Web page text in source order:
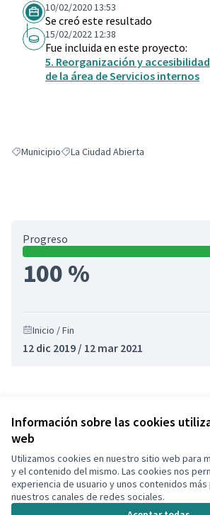
Información sobre las cookies
web
Utilizamos cookies en nuestro sitio web para
y el contenido del mismo. Las cookies nos
experiencia de usuario y unos contenidos
nuestros canales de redes sociales.
10/02/2020 13:53
Se creó este resultado
15/02/2022 12:38
Fue incluida en este proyecto:
5. Reorganización y accesibilidad
de la área de Servicios internos
Resultados al filtrar por: Municipio
MunicipioResultados al filtrar por: La Ciudad
La Ciudad Abierta
Progreso
100 %
Inicio / Fin
12 dic 2019 / 12 mar 2021
Versión 1(de 1) ver otras
Términos y condiciones de uso
Configuración de cookies
Decidim Calafell en X
(Enlace externo)
Decidim Calafell en Facebook
Decidim Calafell en YouTube
Decidim Calafell en GitHub
(Enlace externo)